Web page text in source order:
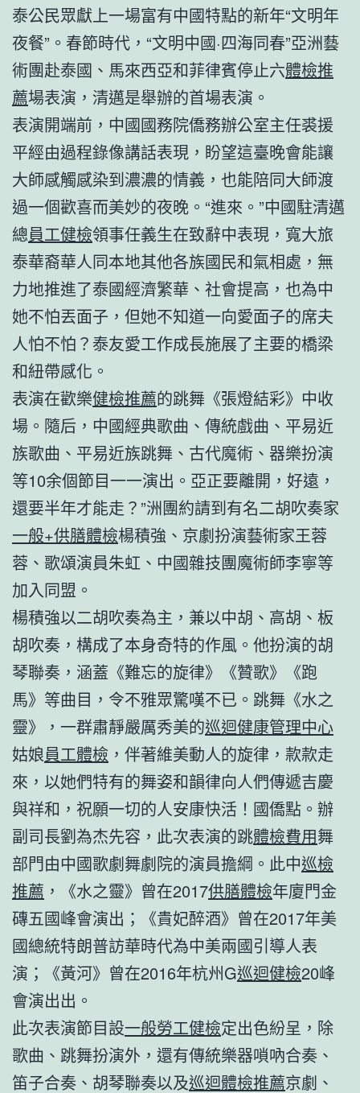
泰公民眾獻上一場富有中國特點的新年“文明年
夜餐”。春節時代，“文明中國·四海同春”亞洲藝
術團赴泰國、馬來西亞和菲律賓停止六體檢推
薦場表演，清邁是舉辦的首場表演。
表演開端前，中國國務院僑務辦公室主任裘援
平經由過程錄像講話表現，盼望這臺晚會能讓
大師感觸感染到濃濃的情義，也能陪同大師渡
過一個歡喜而美妙的夜晚。“進來。”中國駐清邁
總員工健檢領事任義生在致辭中表現，寬大旅
泰華裔華人同本地其他各族國民和氣相處，無
力地推進了泰國經濟繁華、社會提高，也為中
她不怕丟面子，但她不知道一向愛面子的席夫
人怕不怕？泰友愛工作成長施展了主要的橋梁
和紐帶感化。
表演在歡樂健檢推薦的跳舞《張燈結彩》中收
場。隨后，中國經典歌曲、傳統戲曲、平易近
族歌曲、平易近族跳舞、古代魔術、器樂扮演
等10余個節目一一演出。亞正要離開，好遠，
還要半年才能走？”洲團約請到有名二胡吹奏家
一般+供膳體檢楊積強、京劇扮演藝術家王蓉
蓉、歌頌演員朱虹、中國雜技團魔術師李寧等
加入同盟。
楊積強以二胡吹奏為主，兼以中胡、高胡、板
胡吹奏，構成了本身奇特的作風。他扮演的胡
琴聯奏，涵蓋《難忘的旋律》《贊歌》《跑
馬》等曲目，令不雅眾驚嘆不已。跳舞《水之
靈》，一群肅靜嚴厲秀美的巡迴健康管理中心
姑娘員工體檢 ，伴著維美動人的旋律，款款走
來，以她們特有的舞姿和韻律向人們傳遞吉慶
與祥和，祝願一切的人安康快活！國僑點。辦
副司長劉為杰先容，此次表演的跳體檢費用舞
部門由中國歌劇舞劇院的演員擔綱。此中巡檢
推薦 ，《水之靈》曾在2017供膳體檢年廈門金
磚五國峰會演出；《貴妃醉酒》曾在2017年美
國總統特朗普訪華時代為中美兩國引導人表
演；《黃河》曾在2016年杭州G巡迴健檢20峰
會演出出。
此次表演節目設一般勞工健檢定出色紛呈，除
歌曲、跳舞扮演外，還有傳統樂器嗩吶合奏、
笛子合奏、胡琴聯奏以及巡迴體檢推薦京劇、